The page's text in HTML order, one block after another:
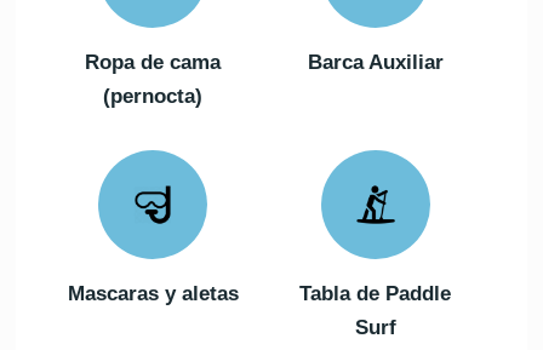
Ropa de cama
(pernocta)
Barca Auxiliar
Mascaras y aletas
Tabla de Paddle
Surf